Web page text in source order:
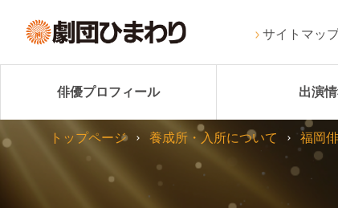
サイトマッ
俳優プロフィール 出演
トップページ 養成所・入所について 福岡